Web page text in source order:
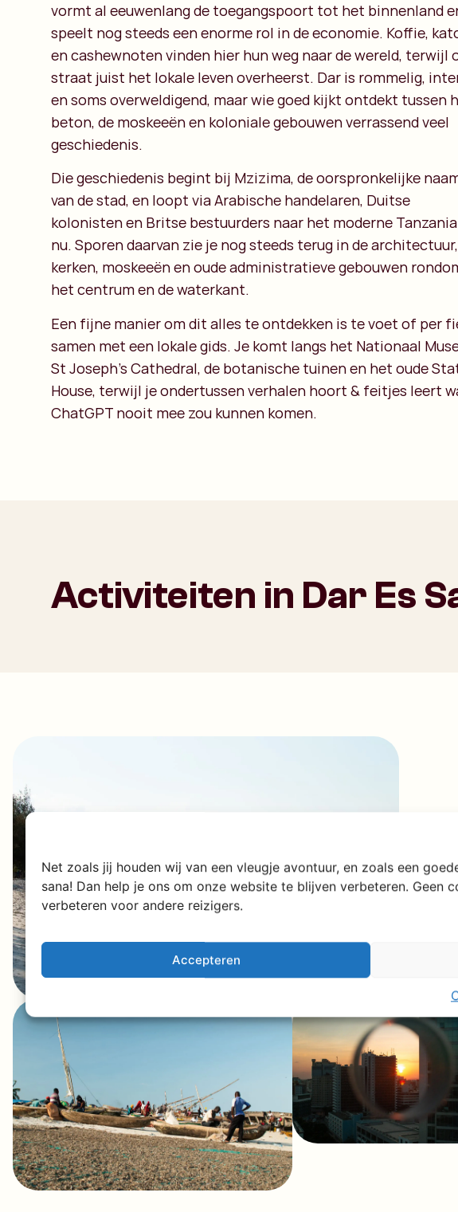
Net zoals jij houden wij van een vleugje avontuur, en zoals een
sana! Dan help je ons om onze website te blijven verbeteren.
verbeteren voor andere reizigers.
Accepteren
vormt al eeuwenlang de toegangspoort tot het binnenland
speelt nog steeds een enorme rol in de economie. Koffie,
en cashewnoten vinden hier hun weg naar de wereld, terwijl
straat juist het lokale leven overheerst. Dar is rommelig,
en soms overweldigend, maar wie goed kijkt ontdekt tussen
beton, de moskeeën en koloniale gebouwen verrassend veel
geschiedenis.
Die geschiedenis begint bij Mzizima, de oorspronkelijke
van de stad, en loopt via Arabische handelaren, Duitse
kolonisten en Britse bestuurders naar het moderne
nu. Sporen daarvan zie je nog steeds terug in de architectuur,
kerken, moskeeën en oude administratieve gebouwen
het centrum en de waterkant.
Een fijne manier om dit alles te ontdekken is te voet of per
samen met een lokale gids. Je komt langs het Nationaal
St Joseph’s Cathedral, de botanische tuinen en het oude
House, terwijl je ondertussen verhalen hoort & feitjes leert
ChatGPT nooit mee zou kunnen komen.
Activiteiten in Dar Es